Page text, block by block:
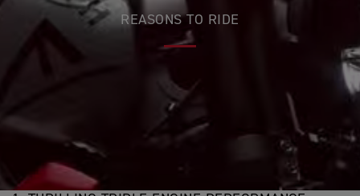
REASONS TO RIDE